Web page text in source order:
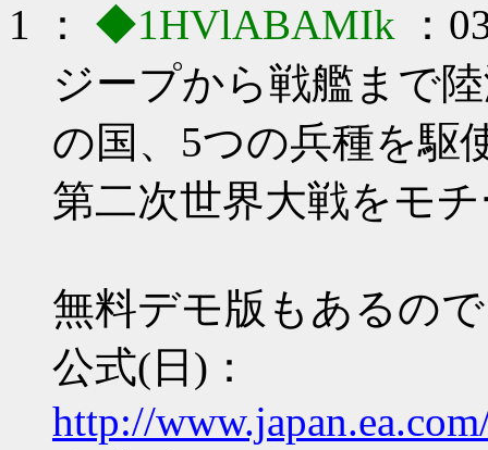
1 ： ◆1HVlABAMIk
：
ジープから戦艦まで
の国、5つの兵種を駆
第二次世界大戦をモ
無料デモ版もあるの
公式(日)：
http://